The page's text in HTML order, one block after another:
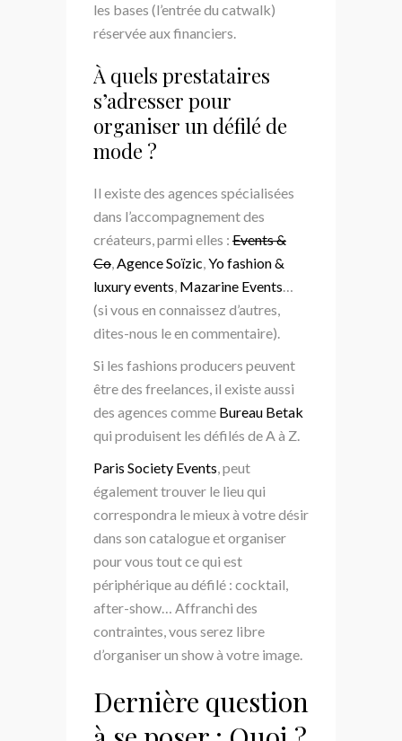
les bases (l’entrée du catwalk)
réservée aux financiers.
À quels prestataires
s’adresser pour
organiser un défilé de
mode ?
Il existe des agences spécialisées
dans l’accompagnement des
créateurs, parmi elles : Events &
Co,Agence Soïzic,Yo fashion &
luxury events, Mazarine Events…
(si vous en connaissez d’autres,
dites-nous le en commentaire).
Si les fashions producers peuvent
être des freelances, il existe aussi
des agences comme Bureau Betak
qui produisent les défilés de A à Z.
Paris Society Events, peut
également trouver le lieu qui
correspondra le mieux à votre désir
dans son catalogue et organiser
pour vous tout ce qui est
périphérique au défilé : cocktail,
after-show… Affranchi des
contraintes, vous serez libre
d’organiser un show à votre image.
Dernière question